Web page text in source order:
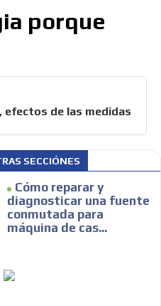
porque
efectos de las medidas
SECCIÓNES
Cómo reparar y
diagnosticar una fuente
conmutada para
máquina de cas...